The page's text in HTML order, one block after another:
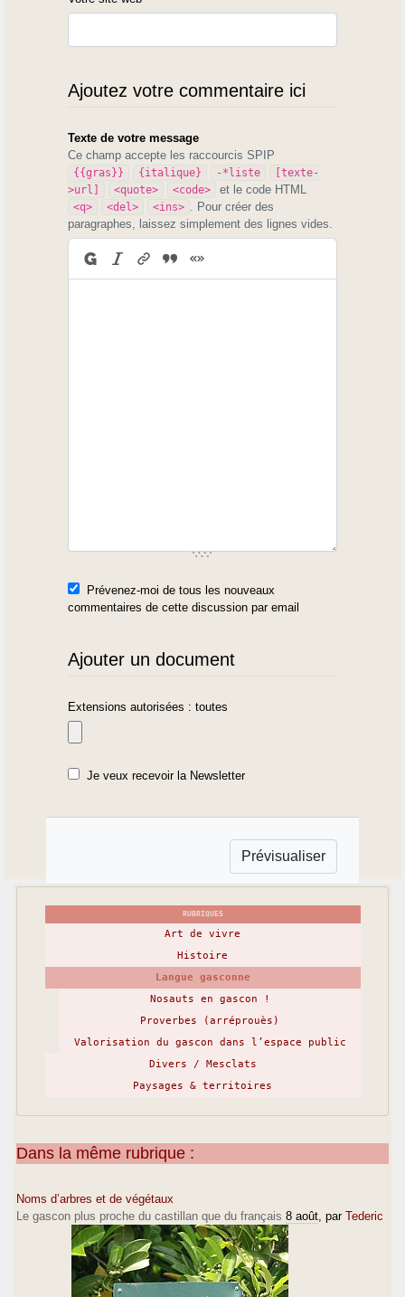
Ajoutez votre commentaire ici
Texte de votre message
Ce champ accepte les raccourcis SPIP
{{gras}} {italique} -*liste
[texte-
>url]
<quote> <code> et le code HTML
<q> <del> <ins>
. Pour créer des
paragraphes, laissez simplement des lignes vides.
Prévenez-moi de tous les nouveaux
commentaires de cette discussion par email
Ajouter un document
Extensions autorisées : toutes
Je veux recevoir la Newsletter
RUBRIQUES
Art de vivre
Histoire
Langue gasconne
Nosauts en gascon !
Proverbes (arréprouès)
Valorisation du gascon dans l’espace public
Divers / Mesclats
Paysages & territoires
Dans la même rubrique :
Noms d’arbres et de végétaux
Le gascon plus proche du castillan que du français 8 août , par Tederic